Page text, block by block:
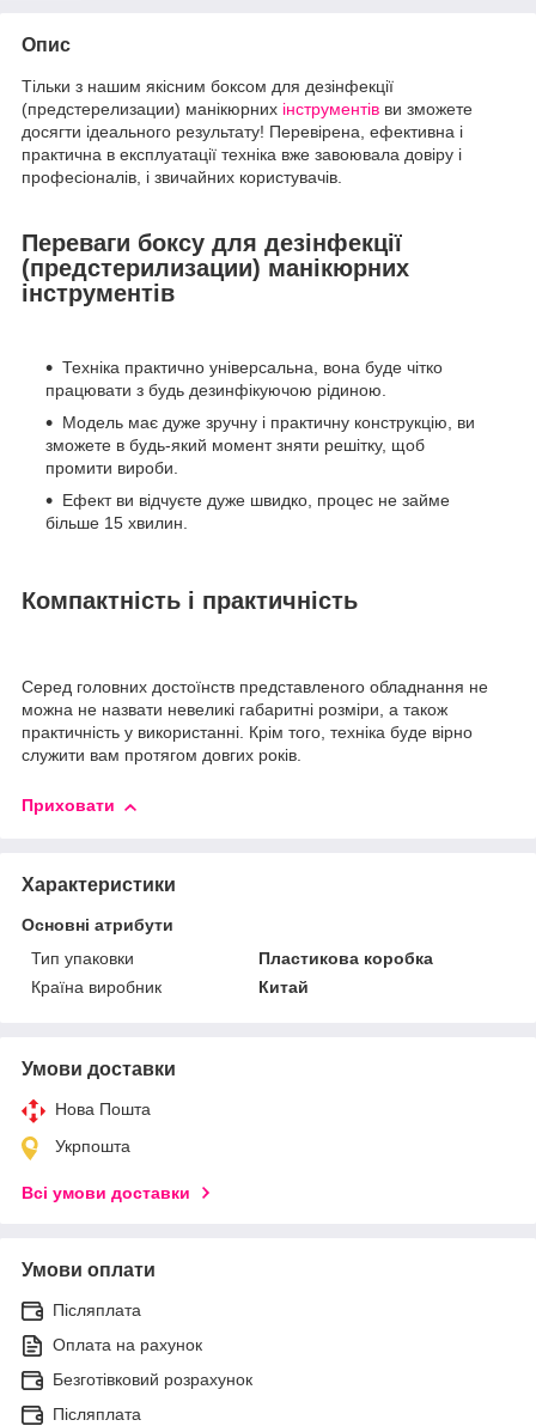
Опис
Тільки з нашим якісним боксом для дезінфекції
(предстерелизации) манікюрних інструментів ви зможете
досягти ідеального результату! Перевірена, ефективна і
практична в експлуатації техніка вже завоювала довіру і
професіоналів, і звичайних користувачів.
Переваги боксу для дезінфекції
(предстерилизации) манікюрних
інструментів
Техніка практично універсальна, вона буде чітко
працювати з будь дезинфікуючою рідиною.
Модель має дуже зручну і практичну конструкцію, ви
зможете в будь-який момент зняти решітку, щоб
промити вироби.
Ефект ви відчуєте дуже швидко, процес не займе
більше 15 хвилин.
Компактність і практичність
Серед головних достоїнств представленого обладнання не
можна не назвати невеликі габаритні розміри, а також
практичність у використанні. Крім того, техніка буде вірно
служити вам протягом довгих років.
Приховати
Характеристики
Основні атрибути
Тип упаковки
Пластикова коробка
Країна виробник
Китай
Умови доставки
Нова Пошта
Укрпошта
Всі умови доставки
Умови оплати
Післяплата
Оплата на рахунок
Безготівковий розрахунок
Післяплата